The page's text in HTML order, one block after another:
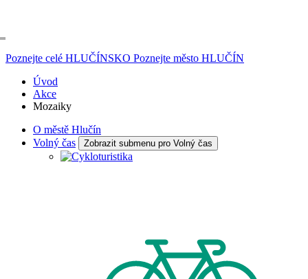
Poznejte celé HLUČÍNSKO Poznejte město HLUČÍN
Úvod
Akce
Mozaiky
O městě Hlučín
Volný čas
Zobrazit submenu pro Volný čas